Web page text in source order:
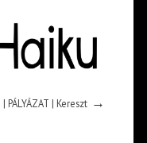
PÁLYÁZAT | Kereszt→